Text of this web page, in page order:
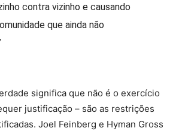
contra vizinho e causando
que ainda não
significa que não é o exercício
justificação – são as restrições
Joel Feinberg e Hyman Gross